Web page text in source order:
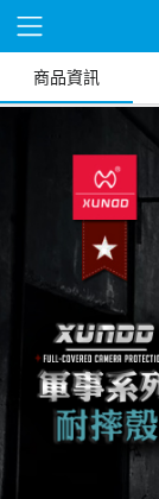
商品資訊